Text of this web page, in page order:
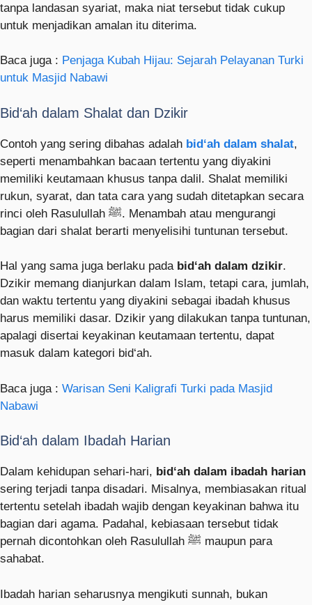
tanpa landasan syariat, maka niat tersebut tidak cukup
untuk menjadikan amalan itu diterima.
Baca juga : Penjaga Kubah Hijau: Sejarah Pelayanan Turki
untuk Masjid Nabawi
Bid‘ah dalam Shalat dan Dzikir
Contoh yang sering dibahas adalah bid‘ah dalam shalat,
seperti menambahkan bacaan tertentu yang diyakini
memiliki keutamaan khusus tanpa dalil. Shalat memiliki
rukun, syarat, dan tata cara yang sudah ditetapkan secara
rinci oleh Rasulullah ﷺ. Menambah atau mengurangi
bagian dari shalat berarti menyelisihi tuntunan tersebut.
Hal yang sama juga berlaku pada bid‘ah dalam dzikir.
Dzikir memang dianjurkan dalam Islam, tetapi cara, jumlah,
dan waktu tertentu yang diyakini sebagai ibadah khusus
harus memiliki dasar. Dzikir yang dilakukan tanpa tuntunan,
apalagi disertai keyakinan keutamaan tertentu, dapat
masuk dalam kategori bid‘ah.
Baca juga : Warisan Seni Kaligrafi Turki pada Masjid
Nabawi
Bid‘ah dalam Ibadah Harian
Dalam kehidupan sehari-hari, bid‘ah dalam ibadah harian
sering terjadi tanpa disadari. Misalnya, membiasakan ritual
tertentu setelah ibadah wajib dengan keyakinan bahwa itu
bagian dari agama. Padahal, kebiasaan tersebut tidak
pernah dicontohkan oleh Rasulullah ﷺ maupun para
sahabat.
Ibadah harian seharusnya mengikuti sunnah, bukan